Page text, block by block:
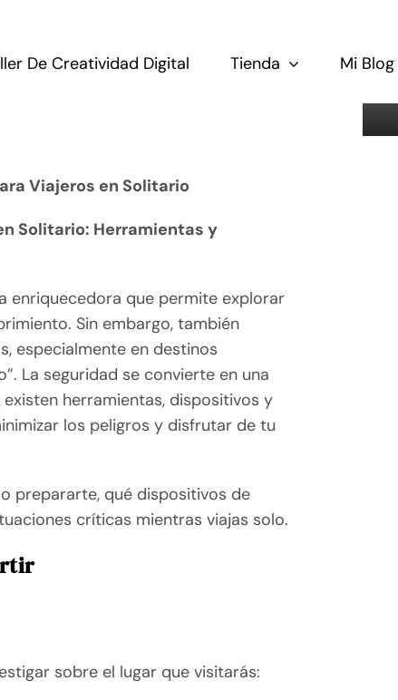
De Creatividad Digital Tienda Mi Blog
Viajeros en Solitario
Solitario: Herramientas y
enriquecedora que permite explorar
Sin embargo, también
especialmente en destinos
La seguridad se convierte en una
herramientas, dispositivos y
los peligros y disfrutar de tu
prepararte, qué dispositivos de
críticas mientras viajas solo.
sobre el lugar que visitarás: